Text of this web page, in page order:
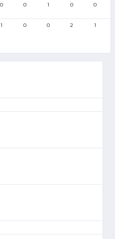
0 0 1 0 0
1 0 0 2 1